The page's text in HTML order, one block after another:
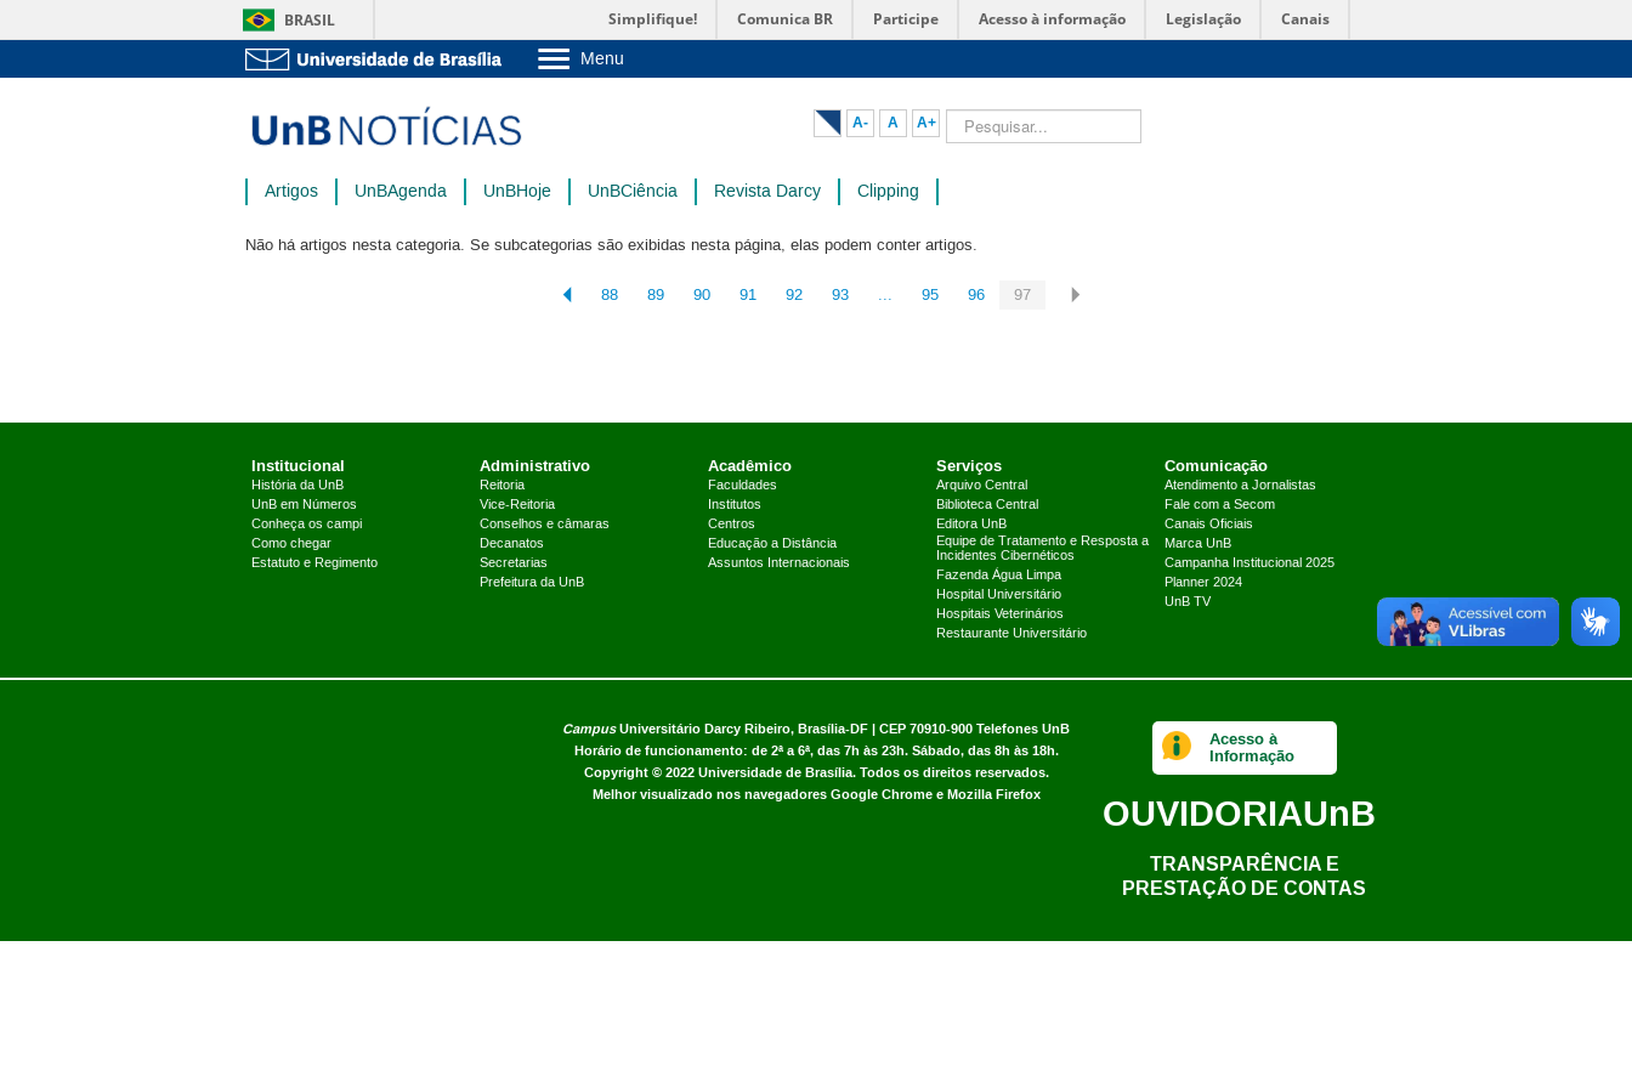
BRASIL Simplifique! Comunica BR Participe Acesso à informação Legislação Canais
Menu
Pós-Graduação
Administração
A- A A+ Pesquisar...
Artigos UnBAgenda UnBHoje UnBCiência Revista Darcy Clipping
Não há artigos nesta categoria. Se subcategorias são exibidas nesta página, elas podem conter artigos.
88 89 90 91 92 93 ... 95 96 97
Institucional
História da UnB
UnB em Números
Conheça os campi
Como chegar
Estatuto e Regimento
Administrativo
Reitoria
Vice-Reitoria
Conselhos e câmaras
Decanatos
Secretarias
Prefeitura da UnB
Acadêmico
Faculdades
Institutos
Centros
Educação a Distância
Assuntos Internacionais
Serviços
Arquivo Central
Biblioteca Central
Editora UnB
Equipe de Tratamento e Resposta a
Incidentes Cibernéticos
Fazenda Água Limpa
Hospital Universitário
Hospitais Veterinários
Restaurante Universitário
Comunicação
Atendimento a Jornalistas
Fale com a Secom
Canais Oficiais
Marca UnB
Campanha Institucional 2025
Planner 2024
UnB TV
CampusUniversitário Darcy Ribeiro, Brasília-DF | CEP 70910-900 Telefones UnB
Horário de funcionamento: de 2ª a 6ª, das 7h às 23h. Sábado, das 8h às 18h.
Copyright © 2022 Universidade de Brasília. Todos os direitos reservados.
Melhor visualizado nos navegadores Google Chrome e Mozilla Firefox
Acesso à
Informação
OUVIDORIAUnB
TRANSPARÊNCIA E
PRESTAÇÃO DE CONTAS